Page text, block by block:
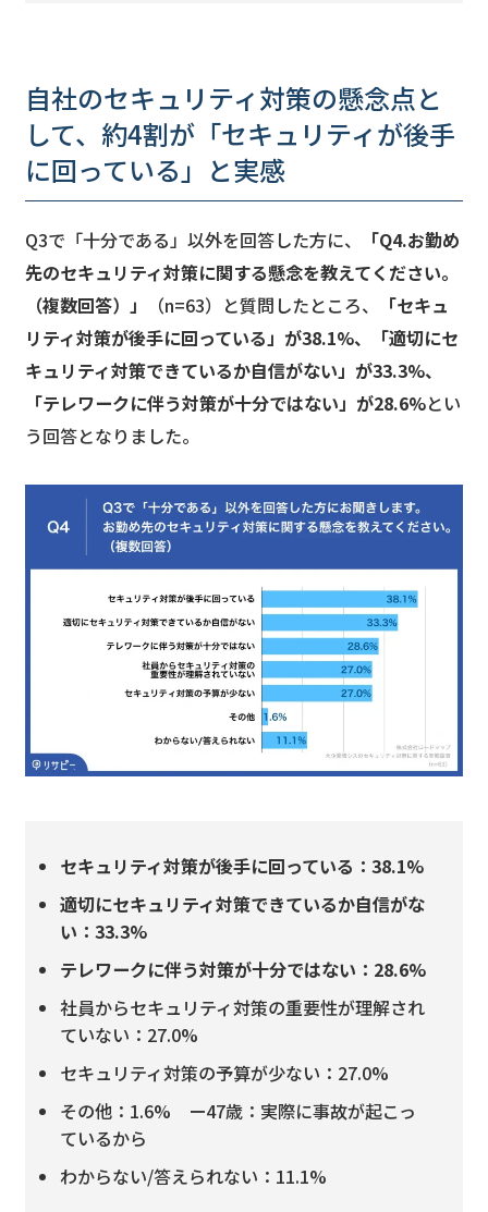
自社のセキュリティ対策の懸念点と
して、約4割が「セキュリティが後手
に回っている」と実感
Q3で「十分である」以外を回答した方に、
「Q4.お勤め
先のセキュリティ対策に関する懸念を教えてください。
（複数回答）」
（n=63）と質問したところ、
「セキュ
リティ対策が後手に回っている」が38.1%、「適切にセ
キュリティ対策できているか自信がない」が33.3%、
「テレワークに伴う対策が十分ではない」が28.6%とい
う回答となりました。
セキュリティ対策が後手に回っている：38.1%
適切にセキュリティ対策できているか自信がな
い：33.3%
テレワークに伴う対策が十分ではない：28.6%
社員からセキュリティ対策の重要性が理解され
ていない：27.0%
セキュリティ対策の予算が少ない：27.0%
その他：1.6% ー47歳：実際に事故が起こっ
ているから
わからない/答えられない：11.1%